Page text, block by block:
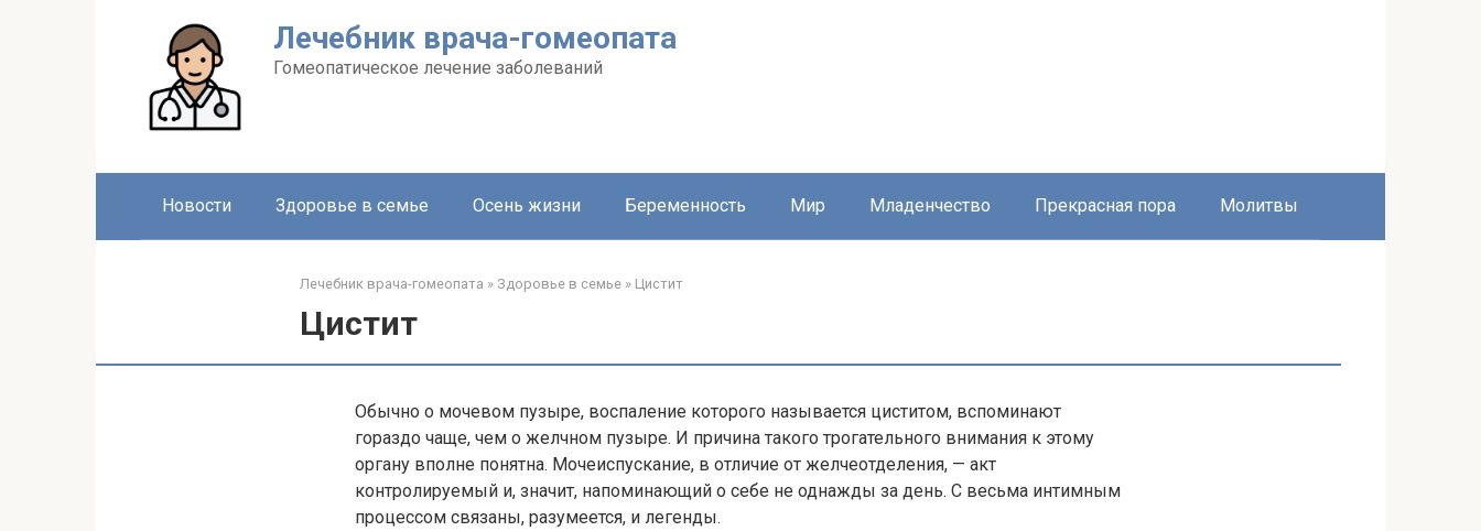
Лечебник врача-гомеопата
Гомеопатическое лечение заболеваний
Новости Здоровье в семье Осень жизни Беременность Мир Младенчество Прекрасная пора Молитвы
Лечебник врача-гомеопата » Здоровье в семье » Цистит
Цистит
Обычно о мочевом пузыре, воспаление которого называется циститом, вспоминают
гораздо чаще, чем о желчном пузыре. И причина такого трогательного внимания к этому
органу вполне понятна. Мочеиспускание, в отличие от желчеотделения, — акт
контролируемый и, значит, напоминающий о себе не однажды за день. С весьма интимным
процессом связаны, разумеется, и легенды.